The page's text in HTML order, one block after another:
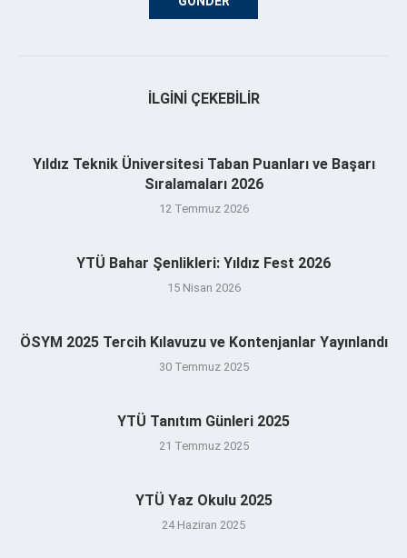
İLGINI ÇEKEBILIR
Yıldız Teknik Üniversitesi Taban Puanları ve Başarı
Sıralamaları 2026
12 Temmuz 2026
YTÜ Bahar Şenlikleri: Yıldız Fest 2026
15 Nisan 2026
ÖSYM 2025 Tercih Kılavuzu ve Kontenjanlar Yayınlandı
30 Temmuz 2025
YTÜ Tanıtım Günleri 2025
21 Temmuz 2025
YTÜ Yaz Okulu 2025
24 Haziran 2025